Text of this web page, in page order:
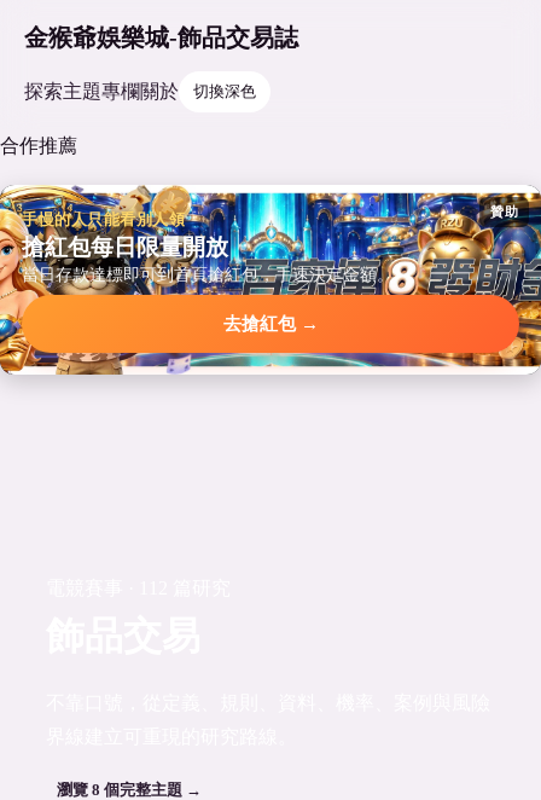
金猴爺娛樂城-飾品交易誌
探索主題專欄關於 切換深色
合作推薦
贊助
手慢的人只能看別人領
搶紅包每日限量開放
當日存款達標即可到首頁搶紅包，手速決定金額。
去搶紅包 →
瀏覽 8 個完整主題 →